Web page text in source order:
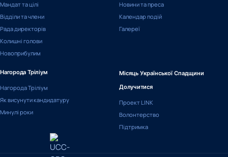
Мандат та цілі
Відділи та члени
Рада директорів
Колишні голови
Новоприбулим
Новини та преса
Календар подій
Галереї
Нагорода Тріліум
Нагорода Тріліум
Як висунути кандидатуру
Минулі роки
Місяць Української Спадщини
Долучитися
Проект LINK
Волонтерство
Підтримка